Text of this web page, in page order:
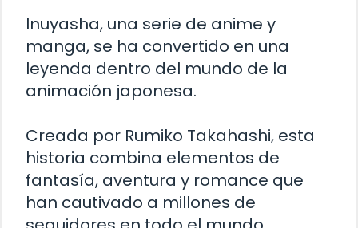
Inuyasha, una serie de anime y
manga, se ha convertido en una
leyenda dentro del mundo de la
animación japonesa.
Creada por Rumiko Takahashi, esta
historia combina elementos de
fantasía, aventura y romance que
han cautivado a millones de